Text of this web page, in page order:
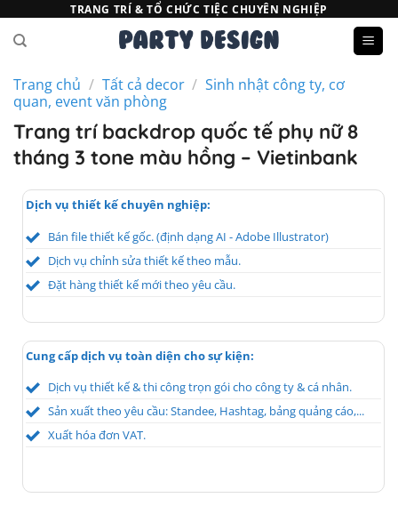
qua
dung
TRANG TRÍ & TỔ CHỨC TIỆC CHUYÊN NGHIỆP
Trang chủ / Tất cả decor / Sinh nhật công ty, cơ
quan, event văn phòng
Trang trí backdrop quốc tế phụ nữ 8
tháng 3 tone màu hồng – Vietinbank
Dịch vụ thiết kế chuyên nghiệp:
Bán file thiết kế gốc. (định dạng AI - Adobe Illustrator)
Dịch vụ chỉnh sửa thiết kế theo mẫu.
Đặt hàng thiết kế mới theo yêu cầu.
Cung cấp dịch vụ toàn diện cho sự kiện:
Dịch vụ thiết kế & thi công trọn gói cho công ty & cá nhân.
Sản xuất theo yêu cầu: Standee, Hashtag, bảng quảng cáo,...
Xuất hóa đơn VAT.